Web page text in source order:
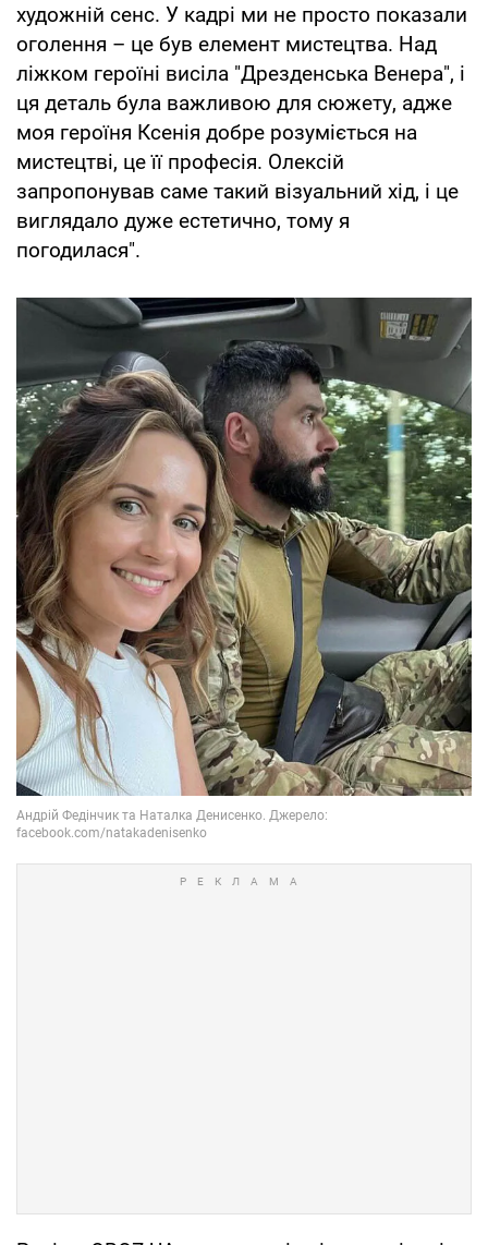
художній сенс. У кадрі ми не просто показали
оголення – це був елемент мистецтва. Над
ліжком героїні висіла "Дрезденська Венера", і
ця деталь була важливою для сюжету, адже
моя героїня Ксенія добре розуміється на
мистецтві, це її професія. Олексій
запропонував саме такий візуальний хід, і це
виглядало дуже естетично, тому я
погодилася".